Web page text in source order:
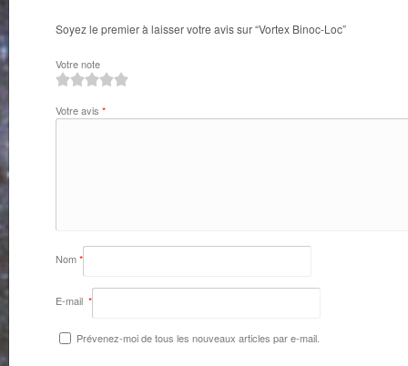
Soyez le premier à laisser votre avis sur “Vortex Binoc-Loc”
Votre note
Votre avis *
Nom*
E-mail *
Prévenez-moi de tous les nouveaux articles par e-mail.